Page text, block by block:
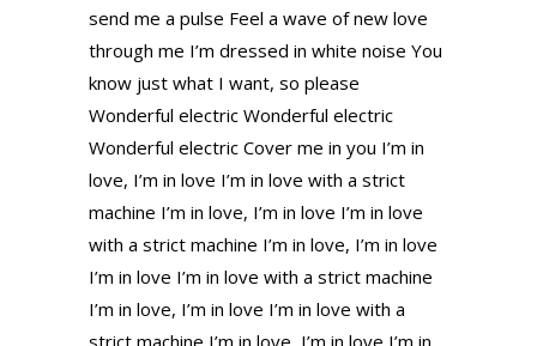
send me a pulse Feel a wave of new love
through me I’m dressed in white noise You
know just what I want, so please
Wonderful electric Wonderful electric
Wonderful electric Cover me in you I’m in
love, I’m in love I’m in love with a strict
machine I’m in love, I’m in love I’m in love
with a strict machine I’m in love, I’m in love
I’m in love I’m in love with a strict machine
I’m in love, I’m in love I’m in love with a
strict machine I’m in love, I’m in love I’m in